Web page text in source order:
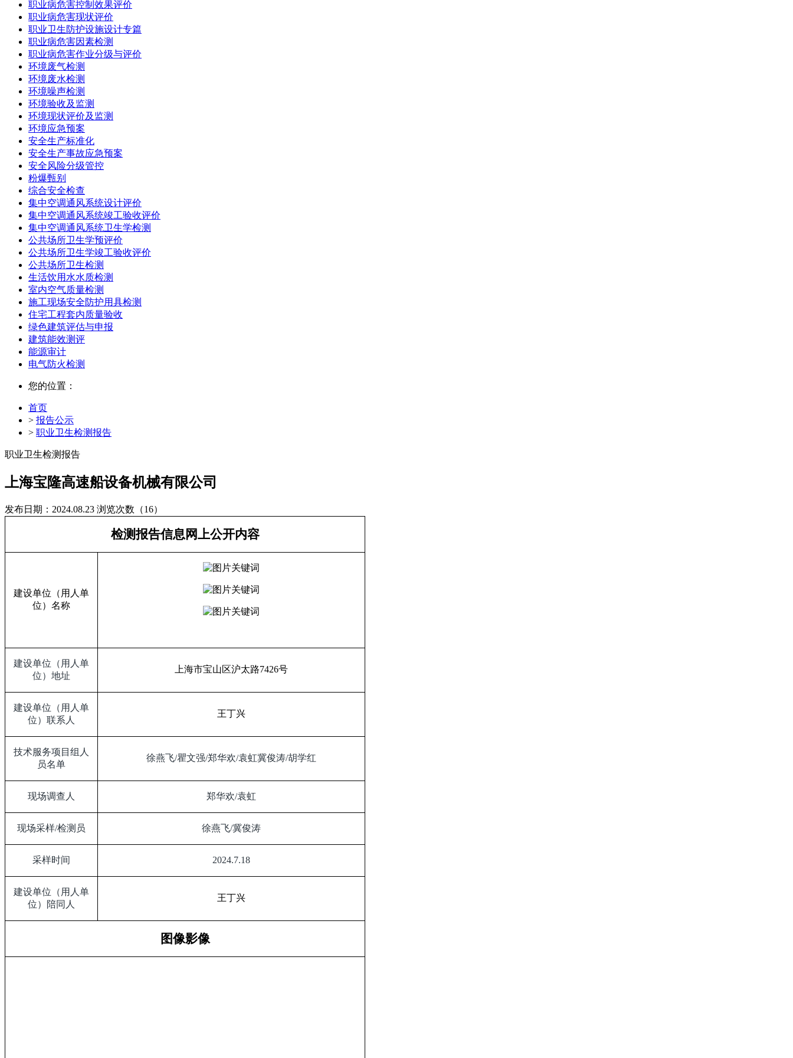
职业病危害控制效果评价
职业病危害现状评价
职业卫生防护设施设计专篇
职业病危害因素检测
职业病危害作业分级与评价
环境废气检测
环境废水检测
环境噪声检测
环境验收及监测
环境现状评价及监测
环境应急预案
安全生产标准化
安全生产事故应急预案
安全风险分级管控
粉爆甄别
综合安全检查
集中空调通风系统设计评价
集中空调通风系统竣工验收评价
集中空调通风系统卫生学检测
公共场所卫生学预评价
公共场所卫生学竣工验收评价
公共场所卫生检测
生活饮用水水质检测
室内空气质量检测
施工现场安全防护用具检测
住宅工程套内质量验收
绿色建筑评估与申报
建筑能效测评
能源审计
电气防火检测
您的位置：
首页
> 报告公示
> 职业卫生检测报告
职业卫生检测报告
上海宝隆高速船设备机械有限公司
发布日期：2024.08.23 浏览次数（16）
检测报告信息网上公开内容
建设单位（用人单
位）名称
建设单位（用人单
位）地址
上海市宝山区沪太路7426号
建设单位（用人单
位）联系人
王丁兴
技术服务项目组人
员名单
徐燕飞/瞿文强/郑华欢/袁虹冀俊涛/胡学红
现场调查人 郑华欢/袁虹
现场采样/检测员 徐燕飞/冀俊涛
采样时间 2024.7.18
建设单位（用人单
位）陪同人
王丁兴
图像影像